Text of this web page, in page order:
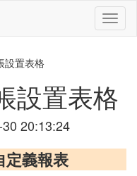
切
換
設置表格
設置表格
20:13:24
義報表